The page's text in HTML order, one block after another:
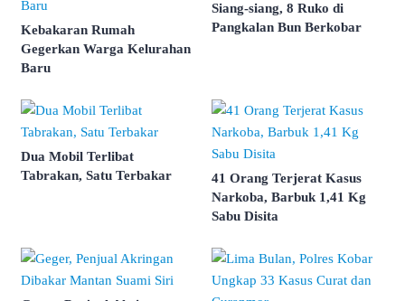
Kebakaran Rumah
Gegerkan Warga Kelurahan
Baru
Siang-siang, 8 Ruko di
Pangkalan Bun Berkobar
Dua Mobil Terlibat
Tabrakan, Satu Terbakar
41 Orang Terjerat Kasus
Narkoba, Barbuk 1,41 Kg
Sabu Disita